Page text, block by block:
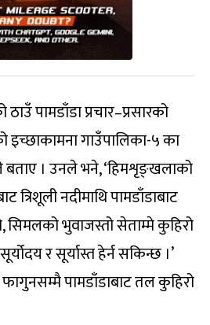
पामडाँडा प्रचार–प्रसारको
गाउँपालिका-५ का
। उनले भने, ‘हिमशृङ्खलाको
नदीमाथि पामडाँडाबाट
सिमलको भुवाजस्तो सेताम्मे कुहिरो
र सूर्यास्त हेर्न सकिन्छ ।’
पामडाँडाबाट तल कुहिरो